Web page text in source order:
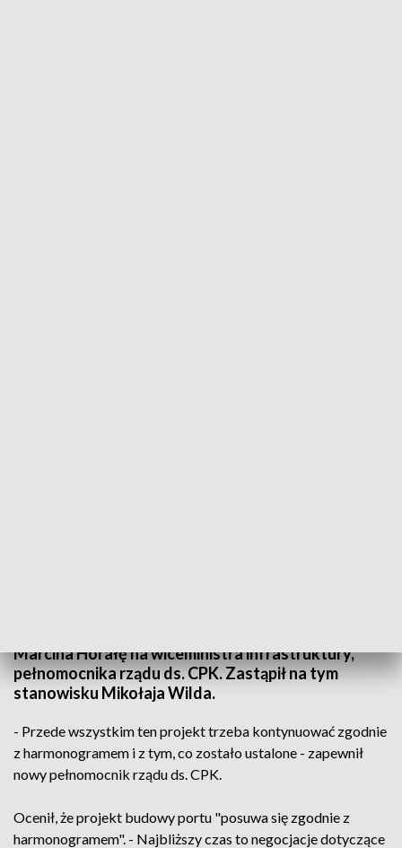
Marcina Horałę na wiceministra infrastruktury,
pełnomocnika rządu ds. CPK. Zastąpił na tym
stanowisku Mikołaja Wilda.
- Przede wszystkim ten projekt trzeba kontynuować zgodnie
z harmonogramem i z tym, co zostało ustalone - zapewnił
nowy pełnomocnik rządu ds. CPK.
Ocenił, że projekt budowy portu "posuwa się zgodnie z
harmonogramem". - Najbliższy czas to negocjacje dotyczące